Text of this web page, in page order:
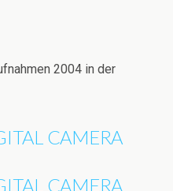
2004 in der